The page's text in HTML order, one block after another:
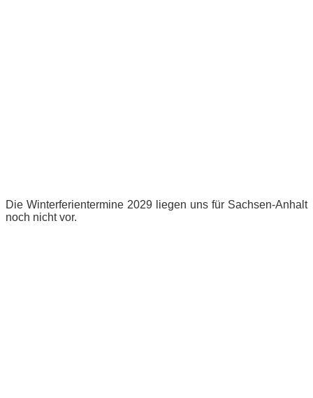
Die Winterferientermine 2029 liegen uns für Sachsen-Anhalt
noch nicht vor.